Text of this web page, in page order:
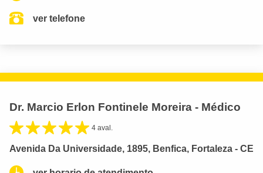
ver telefone
Dr. Marcio Erlon Fontinele Moreira - Médico
4 aval.
Avenida Da Universidade, 1895, Benfica, Fortaleza - CE